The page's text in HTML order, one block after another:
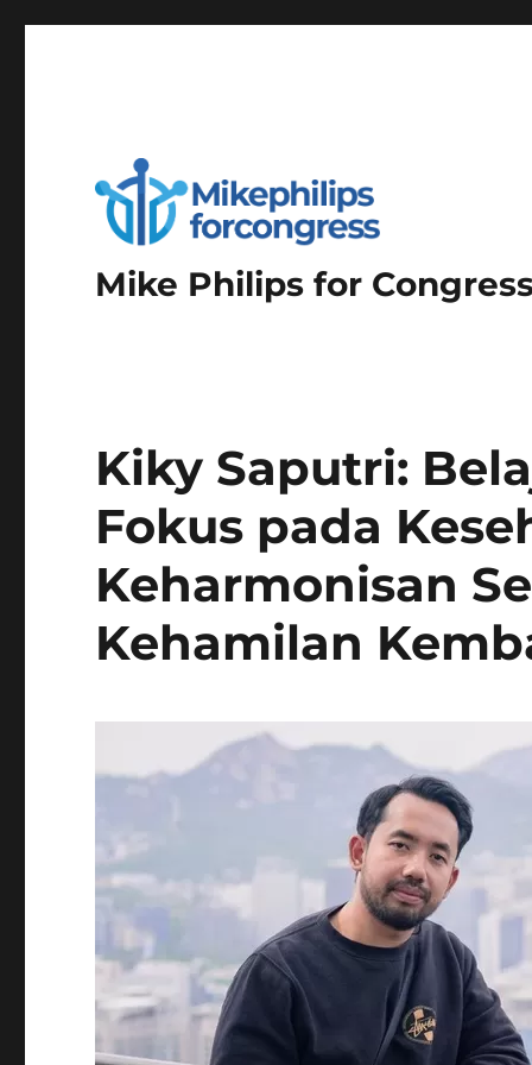
Mike Philips for
Kiky Saputri:
Fokus pada
Keharmonisan
Kehamilan